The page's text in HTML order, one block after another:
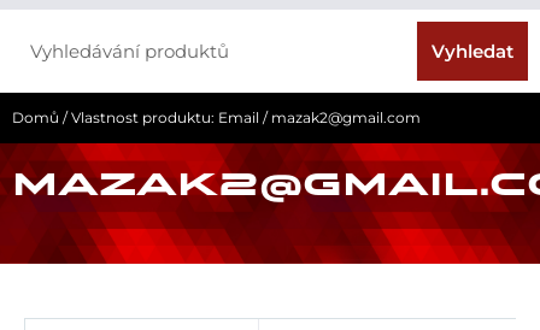
Vyhledat
Domů / Vlastnost produktu: Email / mazak2@gmail.com